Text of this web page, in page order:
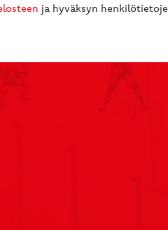
ja hyväksyn